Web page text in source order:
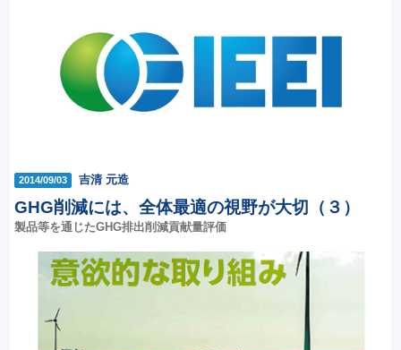
2014/09/03 吉清 元造
GHG削減には、全体最適の視野が大切（３）
製品等を通じたGHG排出削減貢献量評価